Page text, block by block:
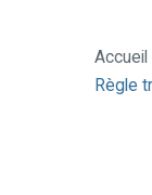
Accueil
Règle